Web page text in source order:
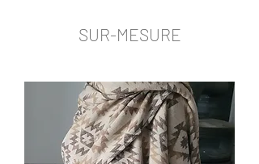
SUR-MESURE